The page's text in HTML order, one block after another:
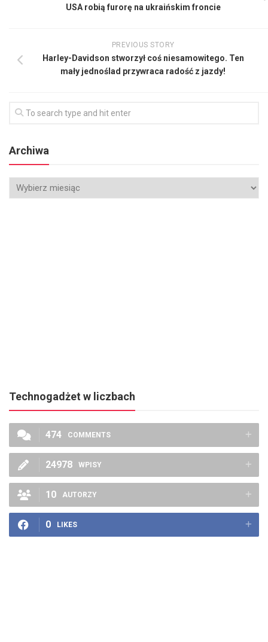
USA robią furorę na ukraińskim froncie
PREVIOUS STORY
Harley-Davidson stworzył coś niesamowitego. Ten
mały jednoślad przywraca radość z jazdy!
Archiwa
Technogadżet w liczbach
474 COMMENTS
24978 WPISY
10 AUTORZY
0 LIKES